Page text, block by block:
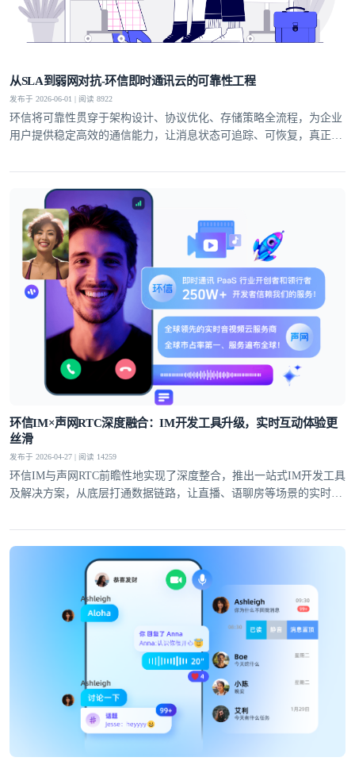
从SLA到弱网对抗-环信即时通讯云的可靠性工程
发布于 2026-06-01 | 阅读 8922
环信将可靠性贯穿于架构设计、协议优化、存储策略全流程，为企业
用户提供稳定高效的通信能力，让消息状态可追踪、可恢复，真正实
环信IM×声网RTC深度融合：IM开发工具升级，实时互动体验更
丝滑
发布于 2026-04-27 | 阅读 14259
环信IM与声网RTC前瞻性地实现了深度整合，推出一站式IM开发工具
及解决方案，从底层打通数据链路，让直播、语聊房等场景的实时互
我已阅读并同意 通讯云服务条款和 通讯云隐私政策
提交
不了，谢谢
登录客服云